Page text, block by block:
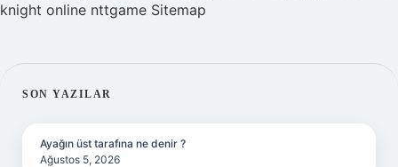
knight online nttgame Sitemap
SIDEBAR
SON YAZILAR
Ayağın üst tarafına ne denir ?
Ağustos 5, 2026